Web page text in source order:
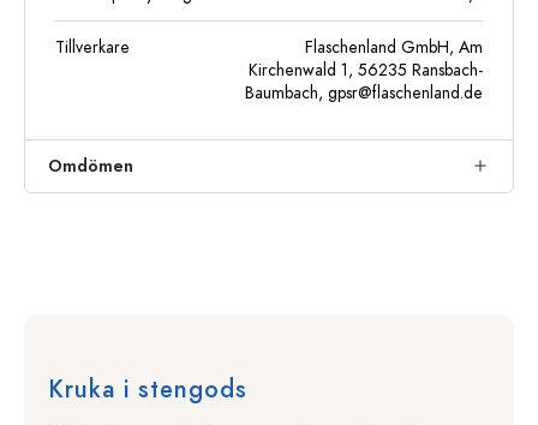
Tillverkare
Flaschenland GmbH, Am
Kirchenwald 1, 56235 Ransbach-
Baumbach, gpsr@flaschenland.de
Omdömen
Kruka i stengods